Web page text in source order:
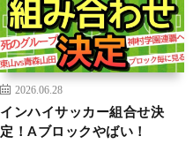
2026.06.28
インハイサッカー組合せ決
定！Aブロックやばい！